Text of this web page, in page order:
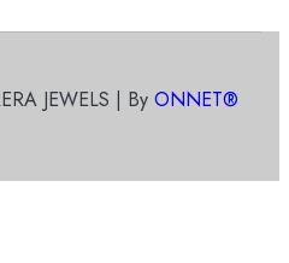
JEWELS | By ONNET®